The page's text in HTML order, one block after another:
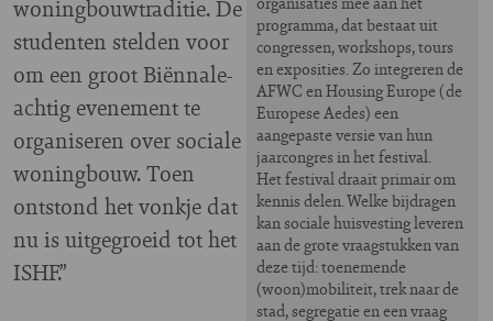
programma, dat bestaat uit
congressen, workshops, tours
en exposities. Zo integreren de
AFWC en Housing Europe (de
Europese Aedes) een
aangepaste versie van hun
jaarcongres in het festival.
Het festival draait primair om
kennis delen. Welke bijdragen
kan sociale huisvesting leveren
aan de grote vraagstukken van
deze tijd: toenemende
(woon)mobiliteit, trek naar de
stad, segregatie en een vraag
woningbouwtraditie. De
studenten stelden voor
om een groot Biënnale-
achtig evenement te
organiseren over sociale
woningbouw. Toen
ontstond het vonkje dat
nu is uitgegroeid tot het
ISHF.”